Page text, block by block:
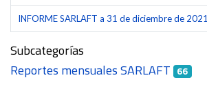
INFORME SARLAFT a 31 de diciembre de 2021
Subcategorías
Reportes mensuales SARLAFT 66